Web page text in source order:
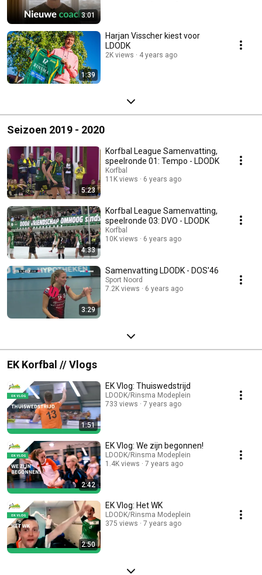
3:01
1:39
Harjan Visscher kiest voor
LDODK
2K views 4 years ago
Seizoen 2019 - 2020
5:23
Korfbal League Samenvatting,
speelronde 01: Tempo - LDODK
Korfbal
11K views
6 years ago
4:33
Korfbal League Samenvatting,
speelronde 03: DVO - LDODK
Korfbal
10K views
6 years ago
3:29
Samenvatting LDODK - DOS'46
Sport Noord
7.2K views
6 years ago
EK Korfbal // Vlogs
1:51
EK Vlog: Thuiswedstrijd
LDODK/Rinsma Modeplein
733 views
7 years ago
2:42
EK Vlog: We zijn begonnen!
LDODK/Rinsma Modeplein
1.4K views
7 years ago
2:50
EK Vlog: Het WK
LDODK/Rinsma Modeplein
375 views
7 years ago